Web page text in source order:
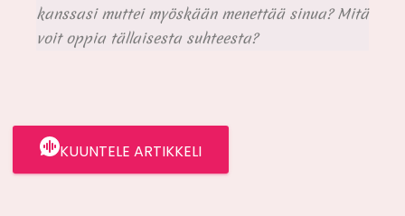
kanssasi muttei myöskään menettää sinua? Mitä
voit oppia tällaisesta suhteesta?
KUUNTELE ARTIKKELI